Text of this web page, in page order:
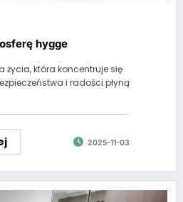
hygge
życia, która koncentruje się
i radości płyną
2025-11-03